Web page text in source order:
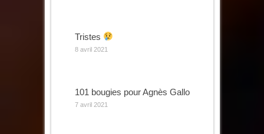
Tristes
8 avril 2021
101 bougies pour Agnès Gallo
7 avril 2021